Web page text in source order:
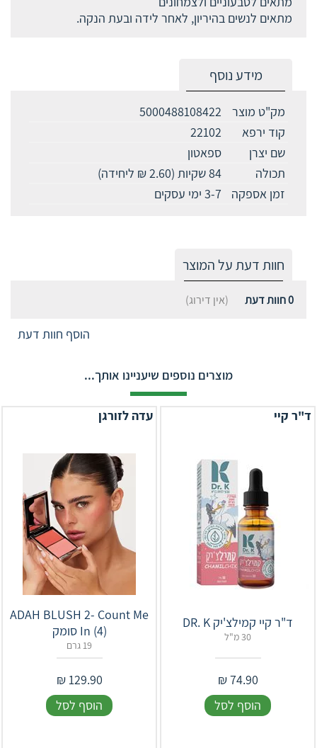
מתאים לנשים בהיריון, לאחר לידה ובעת הנקה.
מידע נוסף
מק"ט מוצר
5000488108422
קוד ירפא
22102
שם יצרן
ספאטון
תכולה
84 שקיות (2.60 ₪ ליחידה)
זמן אספקה
3-7 ימי עסקים
חוות דעת על המוצר
0חוות דעת (אין דירוג)
הוסף חוות דעת
מוצרים נוספים שיעניינו אותך...
ד"ר קיי
ד"ר קיי קמילצ'יק DR. K
30 מ"ל
74.90
₪
הוסף לסל
עדה לזורגן
ADAH BLUSH 2- Count Me
In (4) סומק
19 גרם
129.90
₪
הוסף לסל